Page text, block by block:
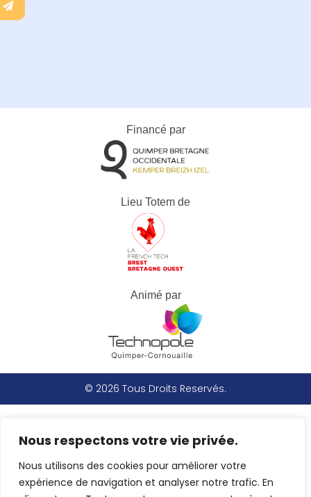
Nous respectons votre vie privée.
Nous utilisons des cookies pour améliorer votre
expérience de navigation et analyser notre trafic. En
Financé par
Lieu Totem de
Animé par
© 2026 Tous Droits Reservés.